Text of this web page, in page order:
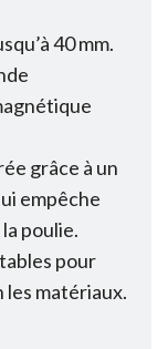
40 mm.
grâce à un
empêche
poulie.
pour
matériaux.